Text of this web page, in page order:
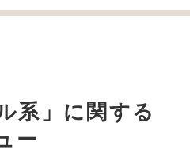
系」に関する
ー